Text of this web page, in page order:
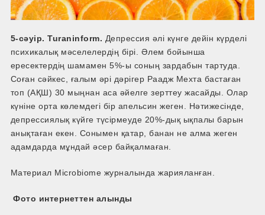
5-сәуір. Turaninform. Депрессия әлі күнге дейін күрделі
психикалық мәселелердің бірі. Әлем бойынша
ересектердің шамамен 5%-ы соның зардабын тартуда.
Соған сәйкес, ғалым әрі дәрігер Раадж Мехта бастаған
топ (АҚШ) 30 мыңнан аса әйелге зерттеу жасайды. Олар
күніне орта көлемдегі бір апельсин жеген. Нәтижесінде,
депрессиялық күйге түсірмеуде 20%-дық ықпалы барын
анықтаған екен. Сонымен қатар, банан не алма жеген
адамдарда мұндай әсер байқалмаған.
Материал Microbiome журналында жарияланған.
Фото интернеттен алынды